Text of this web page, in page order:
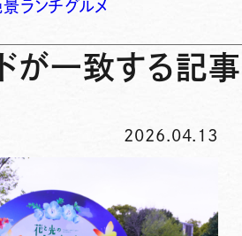
景ランチグルメ
が一致する記事
2026.04.13